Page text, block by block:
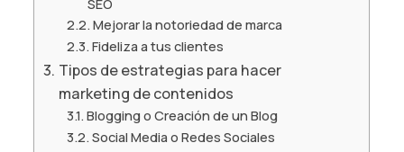
SEO
Mejorar la notoriedad de marca
Fideliza a tus clientes
Tipos de estrategias para hacer
marketing de contenidos
Blogging o Creación de un Blog
Social Media o Redes Sociales